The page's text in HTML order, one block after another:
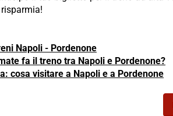
Napoli - Pordenone
fa il treno tra Napoli e Pordenone?
cosa visitare a Napoli e a Pordenone